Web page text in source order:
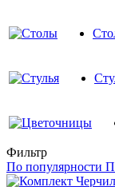
Фильтр
По популярности